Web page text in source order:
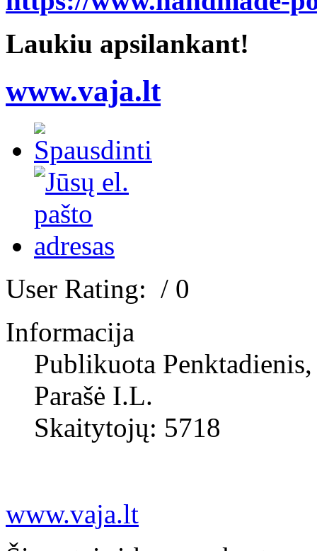
Laukiu apsilankant!
www.vaja.lt
User Rating: / 0
Informacija
Publikuota
Parašė I.L.
Skaitytojų: 5718
www.vaja.lt